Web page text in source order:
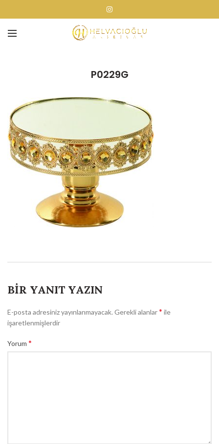
P0229G
BIR YANIT YAZIN
E-posta adresiniz yayınlanmayacak.Gerekli alanlar* ile
işaretlenmişlerdir
Yorum *